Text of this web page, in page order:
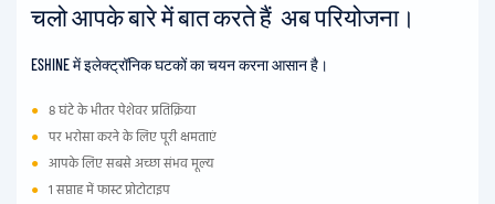
चलो आपके बारे में बात करते हैं अब परियोजना।
ESHINE में इलेक्ट्रॉनिक घटकों का चयन करना आसान है।
● 8 घंटे के भीतर पेशेवर प्रतिक्रिया
● पर भरोसा करने के लिए पूरी क्षमताएं
● आपके लिए सबसे अच्छा संभव मूल्य
● 1 सप्ताह में फास्ट प्रोटोटाइप